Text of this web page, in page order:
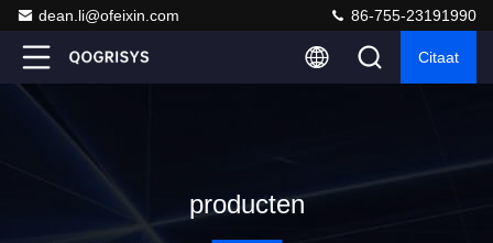
dean.li@ofeixin.com 86-755-23191990
Citaat
producten